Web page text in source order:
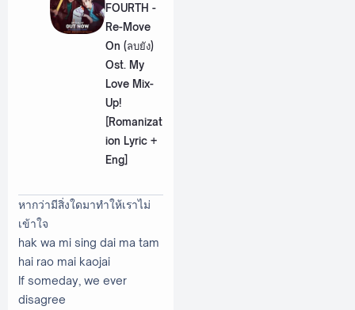
FOURTH -
Re-Move
On (ลบยัง)
Ost. My
Love Mix-
Up!
[Romanizat
ion Lyric +
Eng]
หากว่ามีสิ่งใดมาทำให้เราไม่
เข้าใจ
hak wa mi sing dai ma tam
hai rao mai kaojai
If someday, we ever
disagree